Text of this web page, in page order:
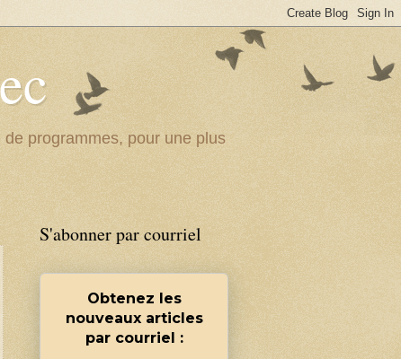
programmes, pour une plus
S'abonner par courriel
Obtenez les
nouveaux articles
par courriel :